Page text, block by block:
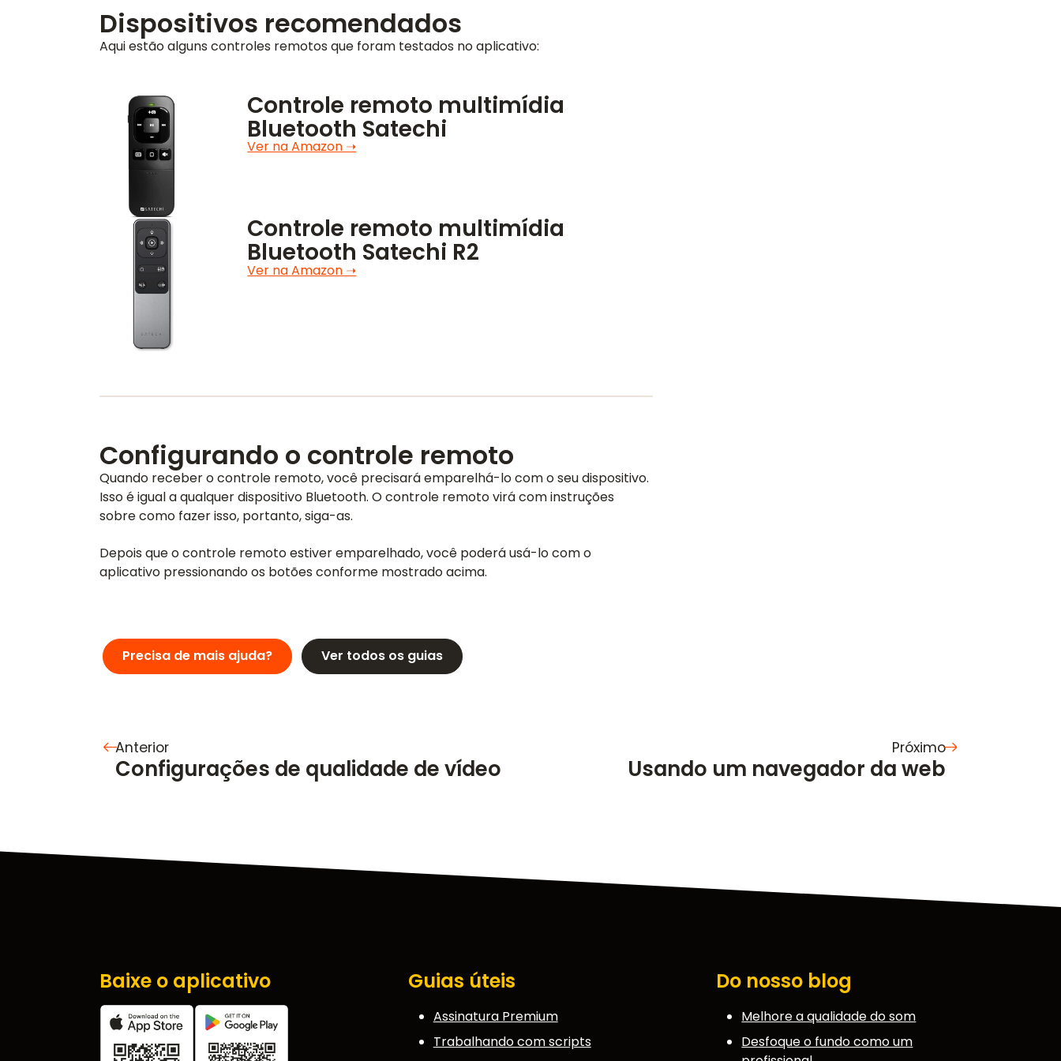
Dispositivos recomendados
Aqui estão alguns controles remotos que foram testados no aplicativo:
Controle remoto multimídia
Bluetooth Satechi
Ver na Amazon ➝
Controle remoto multimídia
Bluetooth Satechi R2
Ver na Amazon ➝
Configurando o controle remoto
Quando receber o controle remoto, você precisará emparelhá-lo com o seu dispositivo.
Isso é igual a qualquer dispositivo Bluetooth. O controle remoto virá com instruções
sobre como fazer isso, portanto, siga-as.
Depois que o controle remoto estiver emparelhado, você poderá usá-lo com o
aplicativo pressionando os botões conforme mostrado acima.
Precisa de mais ajuda? Ver todos os guias
Anterior
Configurações de qualidade de vídeo
Próximo
Usando um navegador da web
Baixe o aplicativo Guias úteis
Assinatura Premium
Trabalhando com scripts
Do nosso blog
Melhore a qualidade do som
Desfoque o fundo como um